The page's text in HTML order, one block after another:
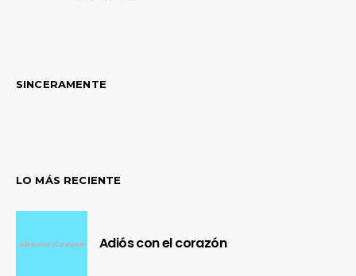
SINCERAMENTE
LO MÁS RECIENTE
Adiós con el corazón